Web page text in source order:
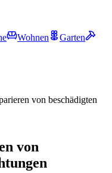
Wohnen
Garten
von beschädigten
von